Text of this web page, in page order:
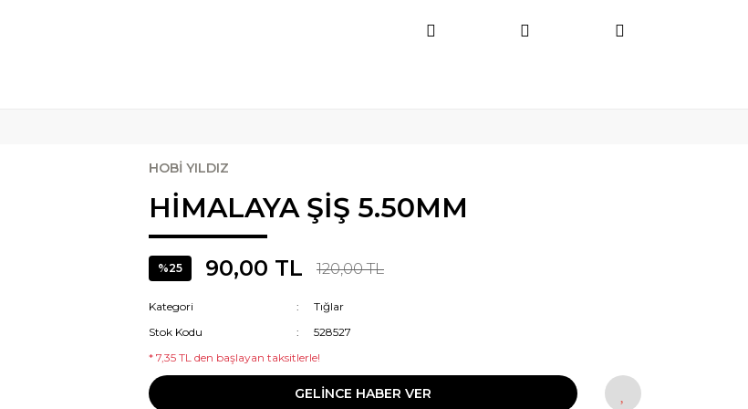
HOBİ YILDIZ
HİMALAYA ŞİŞ 5.50MM
%25 90,00 TL 120,00 TL
Kategori
Tığlar
Stok Kodu
528527
* 7,35 TL den başlayan taksitlerle!
GELİNCE HABER VER